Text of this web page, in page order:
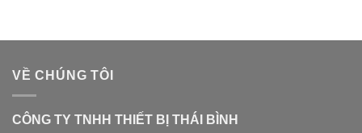
VỀ CHÚNG TÔI
CÔNG TY TNHH THIẾT BỊ THÁI BÌNH